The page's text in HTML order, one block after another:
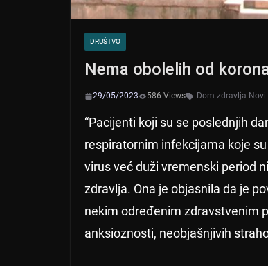
DRUŠTVO
Nema obolelih od
29/05/2023 586 Views Dom zdravlja Novi
“Pacijenti koji su se poslednjih
respiratornim infekcijama koje
virus već duži vremenski period
zdravlja. Ona je objasnila da je
nekim određenim zdravstvenim
anksioznosti, neobjašnjivih